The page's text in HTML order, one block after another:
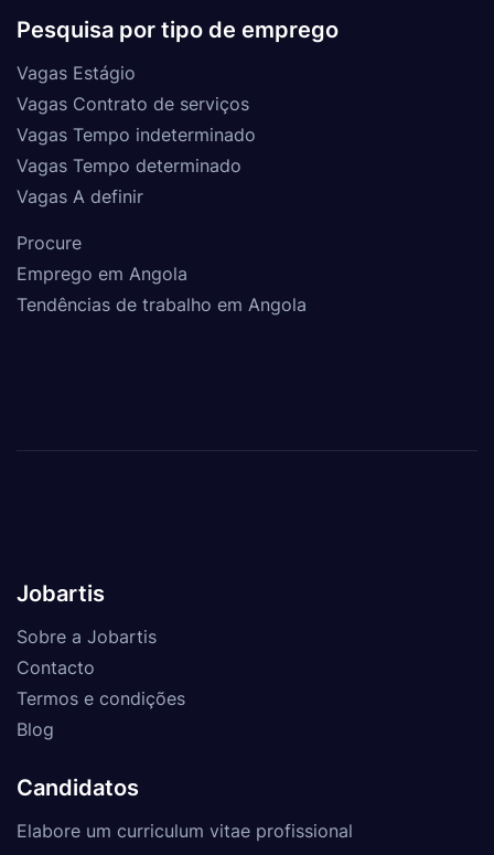
Pesquisa por tipo de emprego
Vagas Estágio
Vagas Contrato de serviços
Vagas Tempo indeterminado
Vagas Tempo determinado
Vagas A definir
Procure
Emprego em Angola
Tendências de trabalho em Angola
Jobartis
Sobre a Jobartis
Contacto
Termos e condições
Blog
Candidatos
Elabore um curriculum vitae profissional